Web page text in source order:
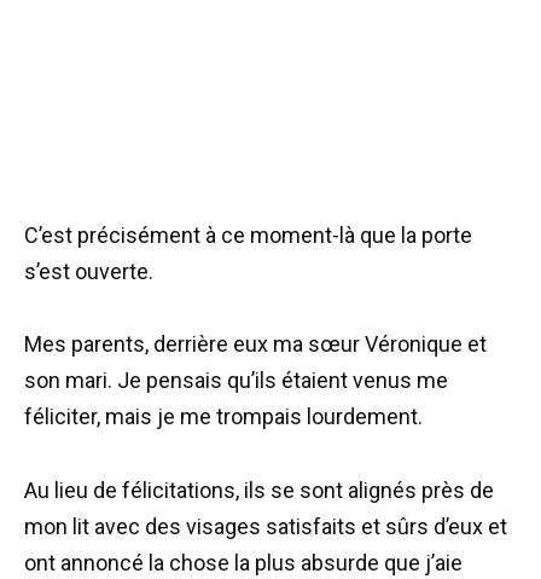
C’est précisément à ce moment-là que la porte
s’est ouverte.
Mes parents, derrière eux ma sœur Véronique et
son mari. Je pensais qu’ils étaient venus me
féliciter, mais je me trompais lourdement.
Au lieu de félicitations, ils se sont alignés près de
mon lit avec des visages satisfaits et sûrs d’eux et
ont annoncé la chose la plus absurde que j’aie